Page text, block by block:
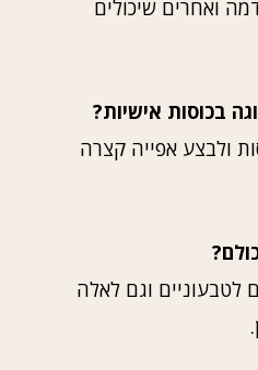
ואחרים שיכולים
בכוסות אישיות?
ולבצע אפייה קצרה
וגם לאלה